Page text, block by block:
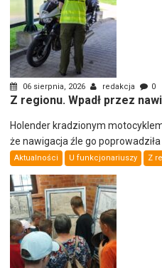
06 sierpnia, 2026 redakcja 0
Z regionu. Wpadł przez
Holender kradzionym
że nawigacja źle go poprowadziła i
Aktualności U funkcjonariuszy Z